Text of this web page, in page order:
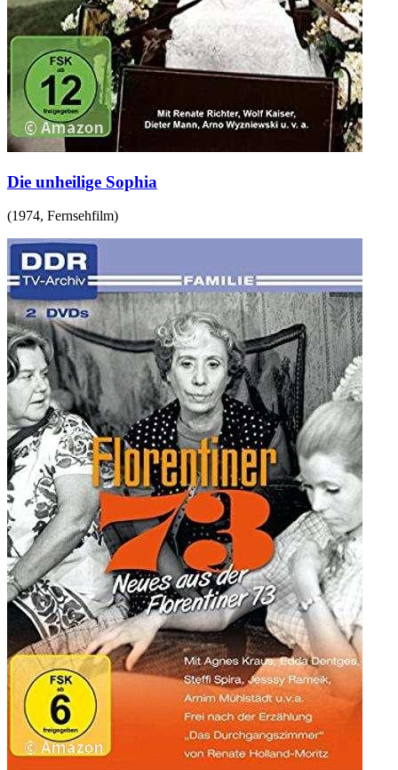
Die unheilige Sophia
(1974, Fernsehfilm)